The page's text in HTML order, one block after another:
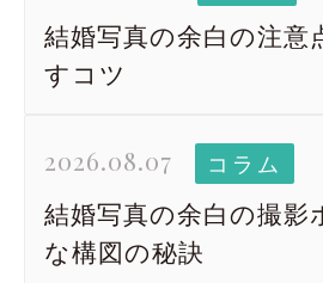
結婚写真の余白の注
すコツ
2026.08.07 コラム
結婚写真の余白の撮
な構図の秘訣